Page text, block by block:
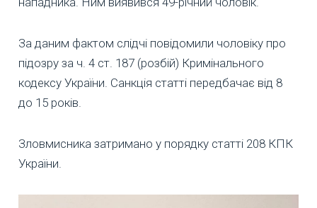
За даним фактом слідчі повідомили чоловіку про
підозру за ч. 4 ст. 187 (розбій) Кримінального
кодексу України. Санкція статті передбачає від 8
до 15 років.
Зловмисника затримано у порядку статті 208 КПК
України.